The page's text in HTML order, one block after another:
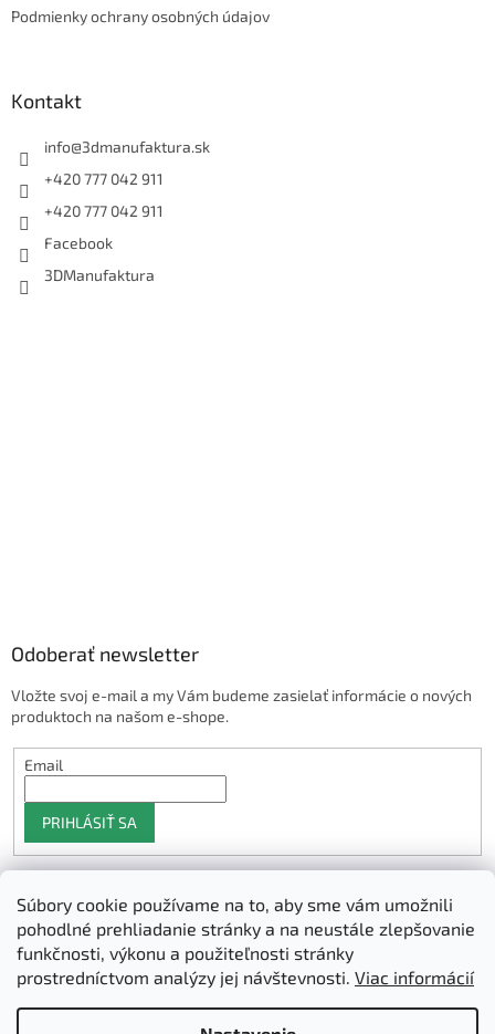
Súbory cookie používame na to, aby sme vám umožnili
pohodlné prehliadanie stránky a na neustále zlepšovanie
funkčnosti, výkonu a použiteľnosti stránky
prostredníctvom analýzy jej návštevnosti. Viac informácií
Podmienky ochrany osobných údajov
Kontakt
info@3dmanufaktura.sk
+420 777 042 911
+420 777 042 911
Facebook
3DManufaktura
Odoberať newsletter
Vložte svoj e-mail a my Vám budeme zasielať informácie o nových
produktoch na našom e-shope.
Email
PRIHLÁSIŤ SA
Shoptet.sk